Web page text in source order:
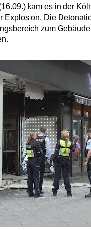
kam es in der
Explosion. Die
zum